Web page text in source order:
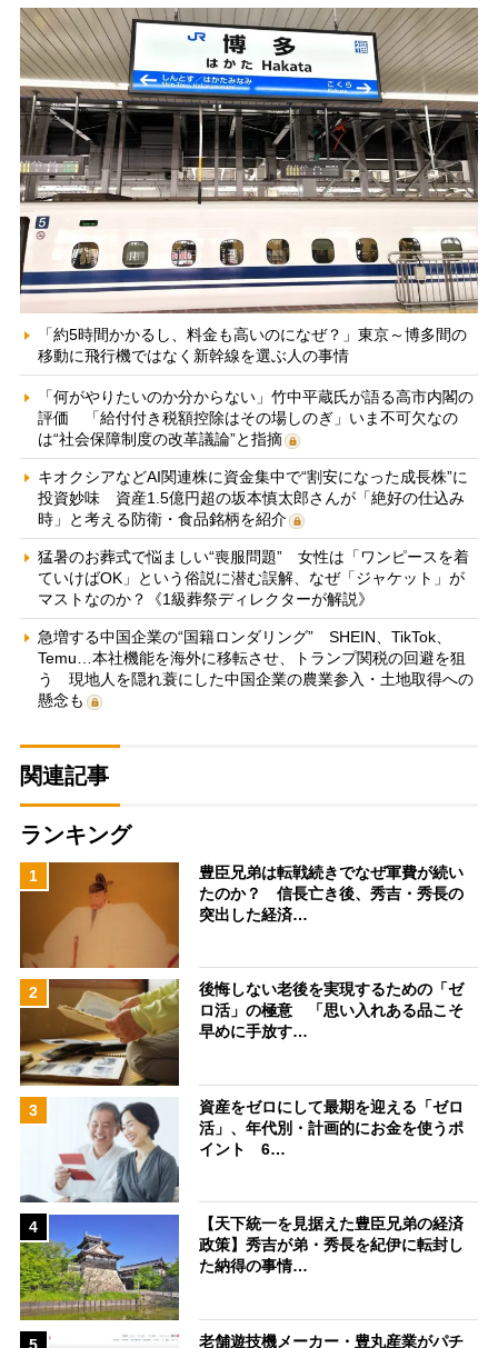
「約5時間かかるし、料金も高いのになぜ？」東京～博多間の
移動に飛行機ではなく新幹線を選ぶ人の事情
「何がやりたいのか分からない」竹中平蔵氏が語る高市内閣の
評価 「給付付き税額控除はその場しのぎ」いま不可欠なの
は“社会保障制度の改革議論”と指摘
キオクシアなどAI関連株に資金集中で“割安になった成長株”に
投資妙味 資産1.5億円超の坂本慎太郎さんが「絶好の仕込み
時」と考える防衛・食品銘柄を紹介
猛暑のお葬式で悩ましい“喪服問題” 女性は「ワンピースを着
ていけばOK」という俗説に潜む誤解、なぜ「ジャケット」が
マストなのか？《1級葬祭ディレクターが解説》
急増する中国企業の“国籍ロンダリング” SHEIN、TikTok、
Temu…本社機能を海外に移転させ、トランプ関税の回避を狙
う 現地人を隠れ蓑にした中国企業の農業参入・土地取得への
懸念も
関連記事
ランキング
1
豊臣兄弟は転戦続きでなぜ軍費が続い
たのか？ 信長亡き後、秀吉・秀長の
突出した経済…
2
後悔しない老後を実現するための「ゼ
ロ活」の極意 「思い入れある品こそ
早めに手放す…
3
資産をゼロにして最期を迎える「ゼロ
活」、年代別・計画的にお金を使うポ
イント 6…
4
【天下統一を見据えた豊臣兄弟の経済
政策】秀吉が弟・秀長を紀伊に転封し
た納得の事情…
老舗遊技機メーカー・豊丸産業がパチ